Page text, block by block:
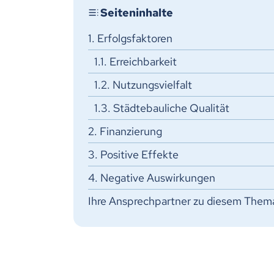
1. Erfolgsfaktoren
1.1. Erreichbarkeit
1.2. Nutzungsvielfalt
1.3. Städtebauliche Qualität
2. Finanzierung
3. Positive Effekte
4. Negative Auswirkungen
Ihre Ansprechpartner zu diesem